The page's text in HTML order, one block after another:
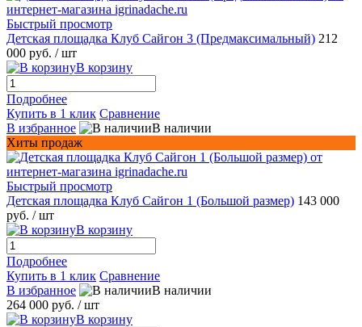
Быстрый просмотр
Детская площадка Клуб Сайгон 3 (Предмаксимальный) 212
000 руб. / шт
В корзину
Подробнее
Купить в 1 клик Сравнение
В избранное
В наличии
Хиты продаж
Быстрый просмотр
Детская площадка Клуб Сайгон 1 (Большой размер) 143 000
руб. / шт
В корзину
Подробнее
Купить в 1 клик Сравнение
В избранное
В наличии
264 000 руб. / шт
В корзину